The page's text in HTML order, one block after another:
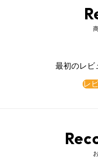
最初のレビ
レ